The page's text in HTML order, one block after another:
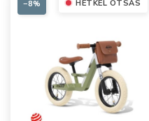
HETKEL OTSAS
−8%